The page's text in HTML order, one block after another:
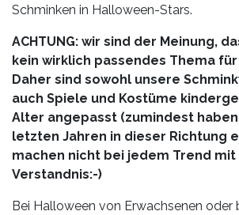
Schminken in Halloween-Stars.
ACHTUNG: wir sind der Meinung,
kein wirklich passendes Thema
Daher sind sowohl unsere
auch Spiele und Kostüme
Alter angepasst (zumindest haben
letzten Jahren in dieser Richtung
machen nicht bei jedem Trend
Verstandnis:-)
Bei Halloween von Erwachsenen oder